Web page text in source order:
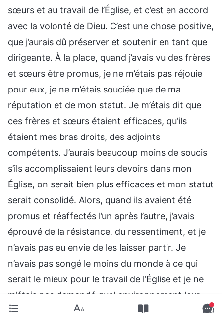
sœurs et au travail de l’Église, et c’est en accord
avec la volonté de Dieu. C’est une chose positive,
que j’aurais dû préserver et soutenir en tant que
dirigeante. À la place, quand j’avais vu des frères
et sœurs être promus, je ne m’étais pas réjouie
pour eux, je ne m’étais souciée que de ma
réputation et de mon statut. Je m’étais dit que
ces frères et sœurs étaient efficaces, qu’ils
étaient mes bras droits, des adjoints
compétents. J’aurais beaucoup moins de soucis
s’ils accomplissaient leurs devoirs dans mon
Église, on serait bien plus efficaces et mon statut
serait consolidé. Alors, quand ils avaient été
promus et réaffectés l’un après l’autre, j’avais
éprouvé de la résistance, du ressentiment, et je
n’avais pas eu envie de les laisser partir. Je
n’avais pas songé le moins du monde à ce qui
serait le mieux pour le travail de l’Église et je ne
m’étais pas demandé quel environnement leur
permettrait le mieux de se former et de tirer parti